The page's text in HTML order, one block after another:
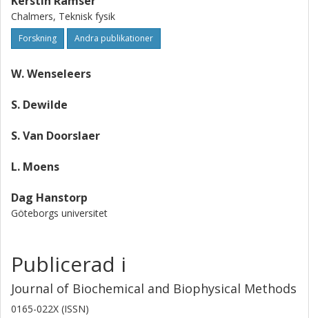
Chalmers, Teknisk fysik
Forskning Andra publikationer
W. Wenseleers
S. Dewilde
S. Van Doorslaer
L. Moens
Dag Hanstorp
Göteborgs universitet
Publicerad i
Journal of Biochemical and Biophysical Methods
0165-022X (ISSN)